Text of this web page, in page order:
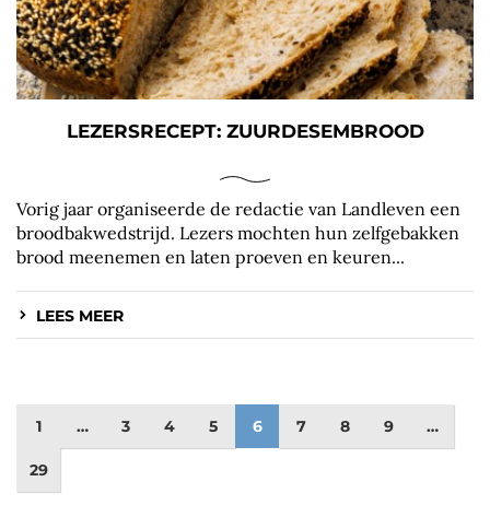
LEZERSRECEPT: ZUURDESEMBROOD
Vorig jaar organiseerde de redactie van Landleven een
broodbakwedstrijd. Lezers mochten hun zelfgebakken
brood meenemen en laten proeven en keuren...
LEES MEER
1 … 3 4 5 6 7 8 9 …
29